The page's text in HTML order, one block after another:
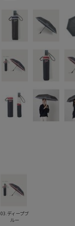
03.ディープブ
ルー